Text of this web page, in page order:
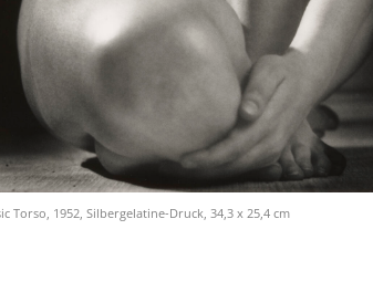
Torso, 1952, Silbergelatine-Druck, 34,3 x 25,4 cm